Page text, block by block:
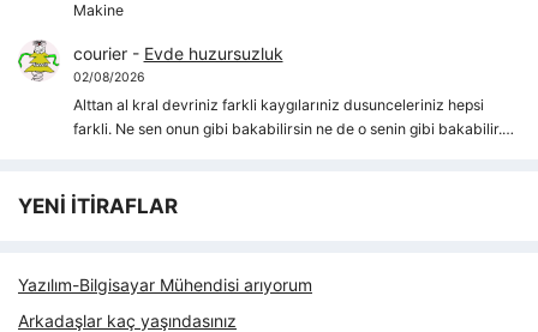
Makine
courier- Evde huzursuzluk
02/08/2026
Alttan al kral devriniz farkli kaygılarıniz dusunceleriniz hepsi
farkli. Ne sen onun gibi bakabilirsin ne de o senin gibi bakabilir.…
YENİ İTİRAFLAR
Yazılım-Bilgisayar Mühendisi arıyorum
Arkadaşlar kaç yaşındasınız